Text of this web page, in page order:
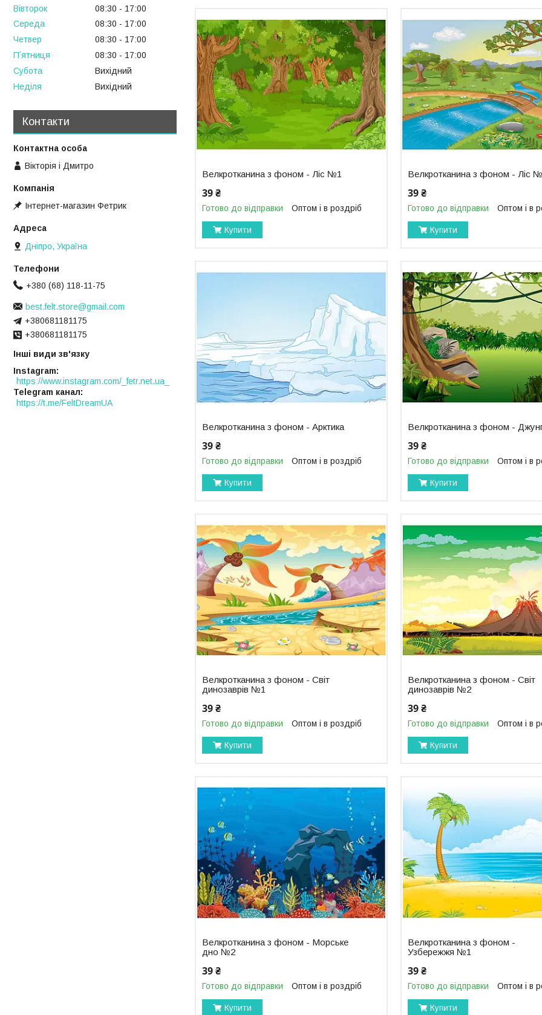
Велкротканина з фоном - Ліс №1
39 ₴
Готово до відправки Оптом і в роздріб
Купити
Велкротканина з фоном - Ліс
39 ₴
Готово до відправки Оптом і в
Купити
Велкротканина з фоном - Арктика
39 ₴
Готово до відправки Оптом і в роздріб
Купити
Велкротканина з фоном -
39 ₴
Готово до відправки Оптом і в
Купити
Велкротканина з фоном - Світ
динозаврів №1
39 ₴
Готово до відправки Оптом і в роздріб
Купити
Велкротканина з фоном - Світ
динозаврів №2
39 ₴
Готово до відправки Оптом і в
Купити
Велкротканина з фоном - Морське
дно №2
39 ₴
Готово до відправки Оптом і в роздріб
Купити
Велкротканина з фоном -
Узбережжя №1
39 ₴
Готово до відправки Оптом і в
Купити
Вівторок
08:30
17:00
Середа
08:30
17:00
Четвер
08:30
17:00
Пʼятниця
08:30
17:00
Субота
Вихідний
Неділя
Вихідний
Контакти
Вікторія і Дмитро
Інтернет-магазин Фетрик
Дніпро, Україна
+380 (68) 118-11-75
best.felt.store@gmail.com
+380681181175
+380681181175
Інші види зв'язку
Instagram
https://www.instagram.com/_fetr.net.ua_
Telegram канал
https://t.me/FeltDreamUA